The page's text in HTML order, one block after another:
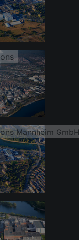
Mannheim GmbH